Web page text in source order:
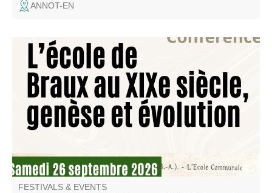
ANNOT-EN
Mathieu Sieye, président de l'association Traces Editions,
proposera une conférence sur l'histoire de l'école de
Braux tout au long du XIXe siècle.
FESTIVALS & EVENTS